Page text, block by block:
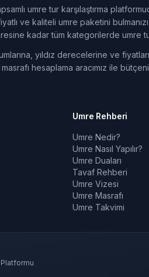
umre tur karşılaştırma
ve kaliteli umre paketini
kadar tüm kategorilerde umre
yıldız derecelerine ve
hesaplama aracımız ile
Umre Rehberi
Umre Nedir?
Umre Nasıl Yapılır?
Umre Duaları
Tavaf Rehberi
Umre Vizesi
Umre Masrafı
Umre Takvimi